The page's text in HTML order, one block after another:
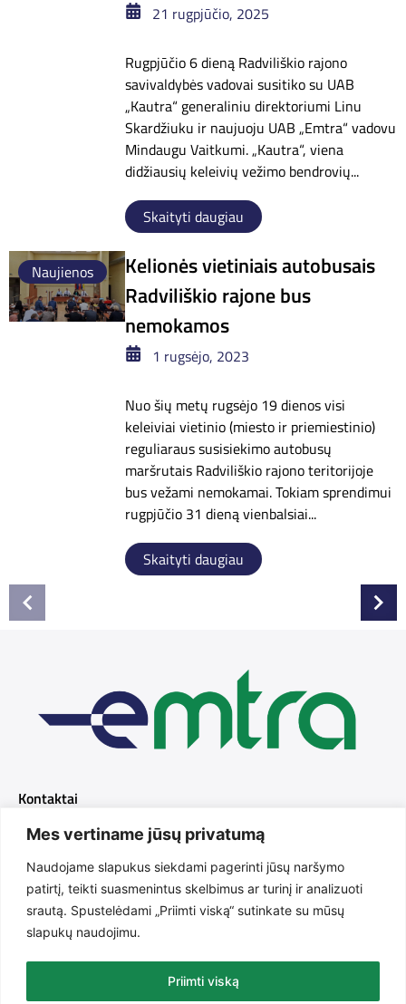
Mes vertiname jūsų privatumą
Naudojame slapukus siekdami pagerinti jūsų naršymo
patirtį, teikti suasmenintus skelbimus ar turinį ir analizuoti
srautą. Spustelėdami „Priimti viską“ sutinkate su mūsų
slapukų naudojimu.
Priimti viską
21 rugpjūčio, 2025
Rugpjūčio 6 dieną Radviliškio rajono
savivaldybės vadovai susitiko su UAB
„Kautra“ generaliniu direktoriumi Linu
Skardžiuku ir naujuoju UAB „Emtra“ vadovu
Mindaugu Vaitkumi. „Kautra“, viena
didžiausių keleivių vežimo bendrovių...
Skaityti daugiau
Naujienos
Kelionės vietiniais autobusais
Radviliškio rajone bus
nemokamos
1 rugsėjo, 2023
Nuo šių metų rugsėjo 19 dienos visi
keleiviai vietinio (miesto ir priemiestinio)
reguliaraus susisiekimo autobusų
maršrutais Radviliškio rajono teritorijoje
bus vežami nemokamai. Tokiam sprendimui
rugpjūčio 31 dieną vienbalsiai...
Skaityti daugiau
Kontaktai
+370 616 31643
info@emtra.lt
Purienų g. 2A, Radviliškis, LT-82144
I-V 08:00 - 17:00